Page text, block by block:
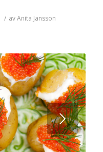
/ avAnita Jansson